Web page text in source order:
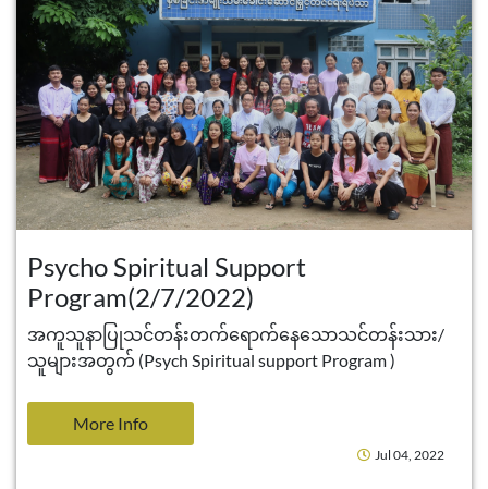
Psycho Spiritual Support
Program(2/7/2022)
အကူသူနာပြုသင်တန်းတက်ရောက်နေသောသင်တန်းသား/
သူများအတွက် (Psych Spiritual support Program )
More Info
Jul 04, 2022